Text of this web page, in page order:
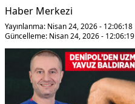
Haber Merkezi
Yayınlanma: Nisan 24, 2026 - 12:06:18
Güncelleme: Nisan 24, 2026 - 12:06:19